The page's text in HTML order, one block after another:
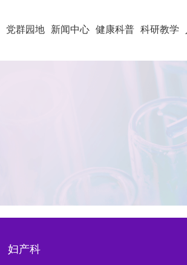
党群园地 新闻中心 健康科普 科研教学
妇产科